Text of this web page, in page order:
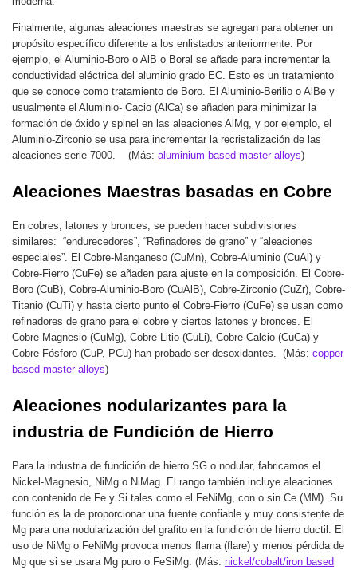
Finalmente, algunas aleaciones maestras se agregan para obtener un
propósito específico diferente a los enlistados anteriormente. Por
ejemplo, el Aluminio-Boro o AlB o Boral se añade para incrementar la
conductividad eléctrica del aluminio grado EC. Esto es un tratamiento
que se conoce como tratamiento de Boro. El Aluminio-Berilio o AlBe y
usualmente el Aluminio- Cacio (AlCa) se añaden para minimizar la
formación de óxido y spinel en las aleaciones AlMg, y por ejemplo, el
Aluminio-Zirconio se usa para incrementar la recristalización de las
aleaciones serie 7000. (Más: aluminium based master alloys)
Aleaciones Maestras basadas en Cobre
En cobres, latones y bronces, se pueden hacer subdivisiones
similares: “endurecedores”, “Refinadores de grano” y “aleaciones
especiales”. El Cobre-Manganeso (CuMn), Cobre-Aluminio (CuAl) y
Cobre-Fierro (CuFe) se añaden para ajuste en la composición. El Cobre-
Boro (CuB), Cobre-Aluminio-Boro (CuAlB), Cobre-Zirconio (CuZr), Cobre-
Titanio (CuTi) y hasta cierto punto el Cobre-Fierro (CuFe) se usan como
refinadores de grano para el cobre y ciertos latones y bronces. El
Cobre-Magnesio (CuMg), Cobre-Litio (CuLi), Cobre-Calcio (CuCa) y
Cobre-Fósforo (CuP, PCu) han probado ser desoxidantes. (Más: copper
based master alloys)
Aleaciones nodularizantes para la
industria de Fundición de Hierro
Para la industria de fundición de hierro SG o nodular, fabricamos el
Nickel-Magnesio, NiMg o NiMag. El rango también incluye aleaciones
con contenido de Fe y Si tales como el FeNiMg, con o sin Ce (MM). Su
función es la de proporcionar una fuente confiable y muy consistente de
Mg para una nodularización del grafito en la fundición de hierro ductil. El
uso de NiMg o FeNiMg provoca menos flama (flare) y menos pérdida de
Mg que si se usara Mg puro o FeSiMg. (Más: nickel/cobalt/iron based